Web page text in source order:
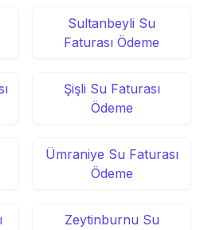
Sultanbeyli Su
Faturası Ödeme
Şişli Su Faturası
Ödeme
Ümraniye Su Faturası
Ödeme
Zeytinburnu Su